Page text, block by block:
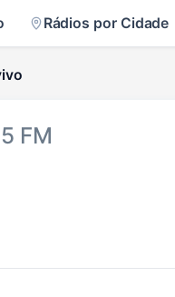
Rádios por Cidade
FM